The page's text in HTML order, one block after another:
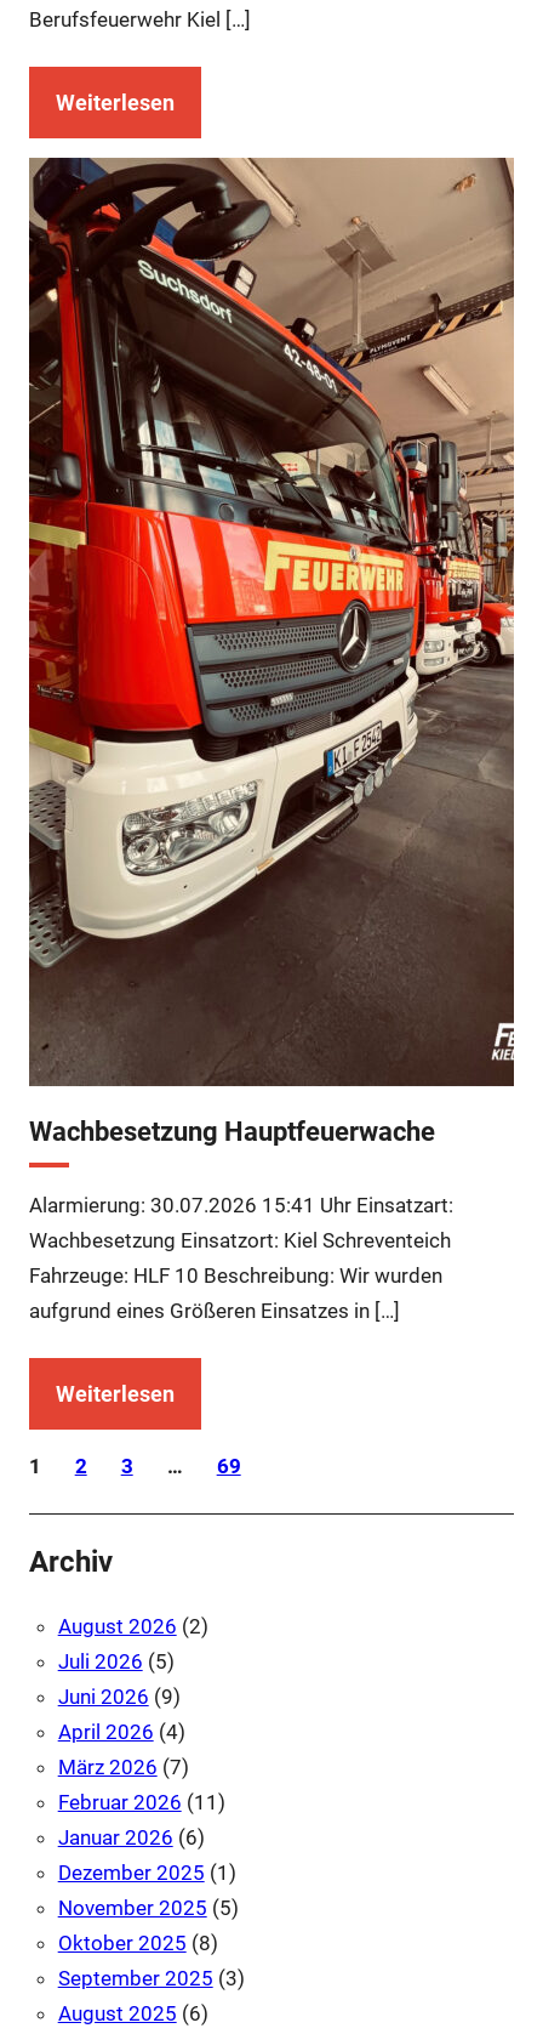
Berufsfeuerwehr Kiel […]
Weiterlesen
Wachbesetzung Hauptfeuerwache
Alarmierung: 30.07.2026 15:41 Uhr Einsatzart:
Wachbesetzung Einsatzort: Kiel Schreventeich
Fahrzeuge: HLF 10 Beschreibung: Wir wurden
aufgrund eines Größeren Einsatzes in […]
Weiterlesen
1 2 3 … 69
Archiv
August 2026 (2)
Juli 2026 (5)
Juni 2026 (9)
April 2026 (4)
März 2026 (7)
Februar 2026 (11)
Januar 2026 (6)
Dezember 2025 (1)
November 2025 (5)
Oktober 2025 (8)
September 2025 (3)
August 2025 (6)